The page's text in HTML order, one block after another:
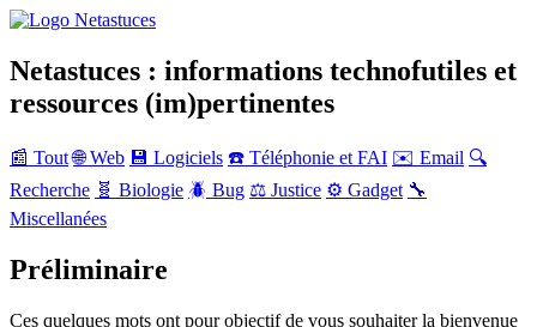
Netastuces : informations technofutiles et
ressources (im)pertinentes
📰 Tout 🌐 Web 💾 Logiciels ☎️ Téléphonie et FAI ✉️ Email 🔍
Recherche 🧬 Biologie 🪲 Bug ⚖️ Justice ⚙️ Gadget 🔧
Miscellanées
Préliminaire
Ces quelques mots ont pour objectif de vous souhaiter la bienvenue